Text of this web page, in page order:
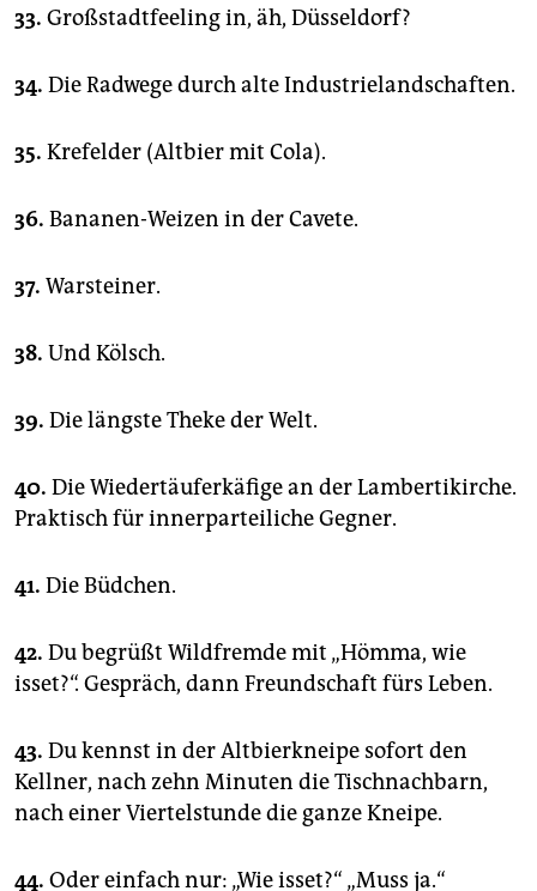
33. Großstadtfeeling in, äh, Düsseldorf?
34. Die Radwege durch alte Industrielandschaften.
35. Krefelder (Altbier mit Cola).
36. Bananen-Weizen in der Cavete.
37. Warsteiner.
38. Und Kölsch.
39. Die längste Theke der Welt.
40. Die Wiedertäuferkäfige an der Lambertikirche.
Praktisch für innerparteiliche Gegner.
41. Die Büdchen.
42. Du begrüßt Wildfremde mit „Hömma, wie
isset?“. Gespräch, dann Freundschaft fürs Leben.
43. Du kennst in der Altbierkneipe sofort den
Kellner, nach zehn Minuten die Tischnachbarn,
nach einer Viertelstunde die ganze Kneipe.
44. Oder einfach nur: „Wie isset?“ „Muss ja.“